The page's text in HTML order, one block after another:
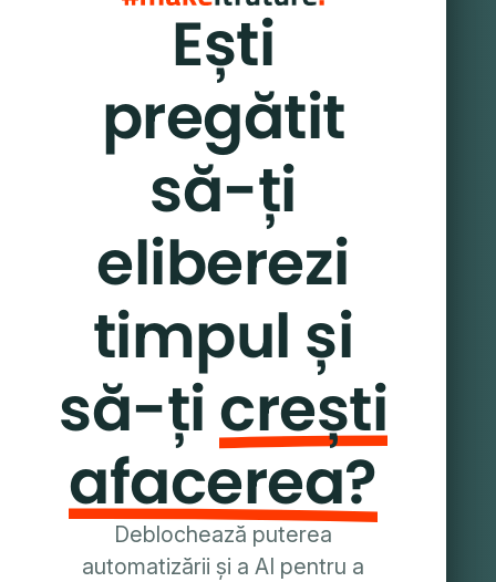
Ești
pregătit
să-ți
eliberezi
timpul și
să-țicrești
afacerea?
Deblochează puterea
automatizării și a AI pentru a